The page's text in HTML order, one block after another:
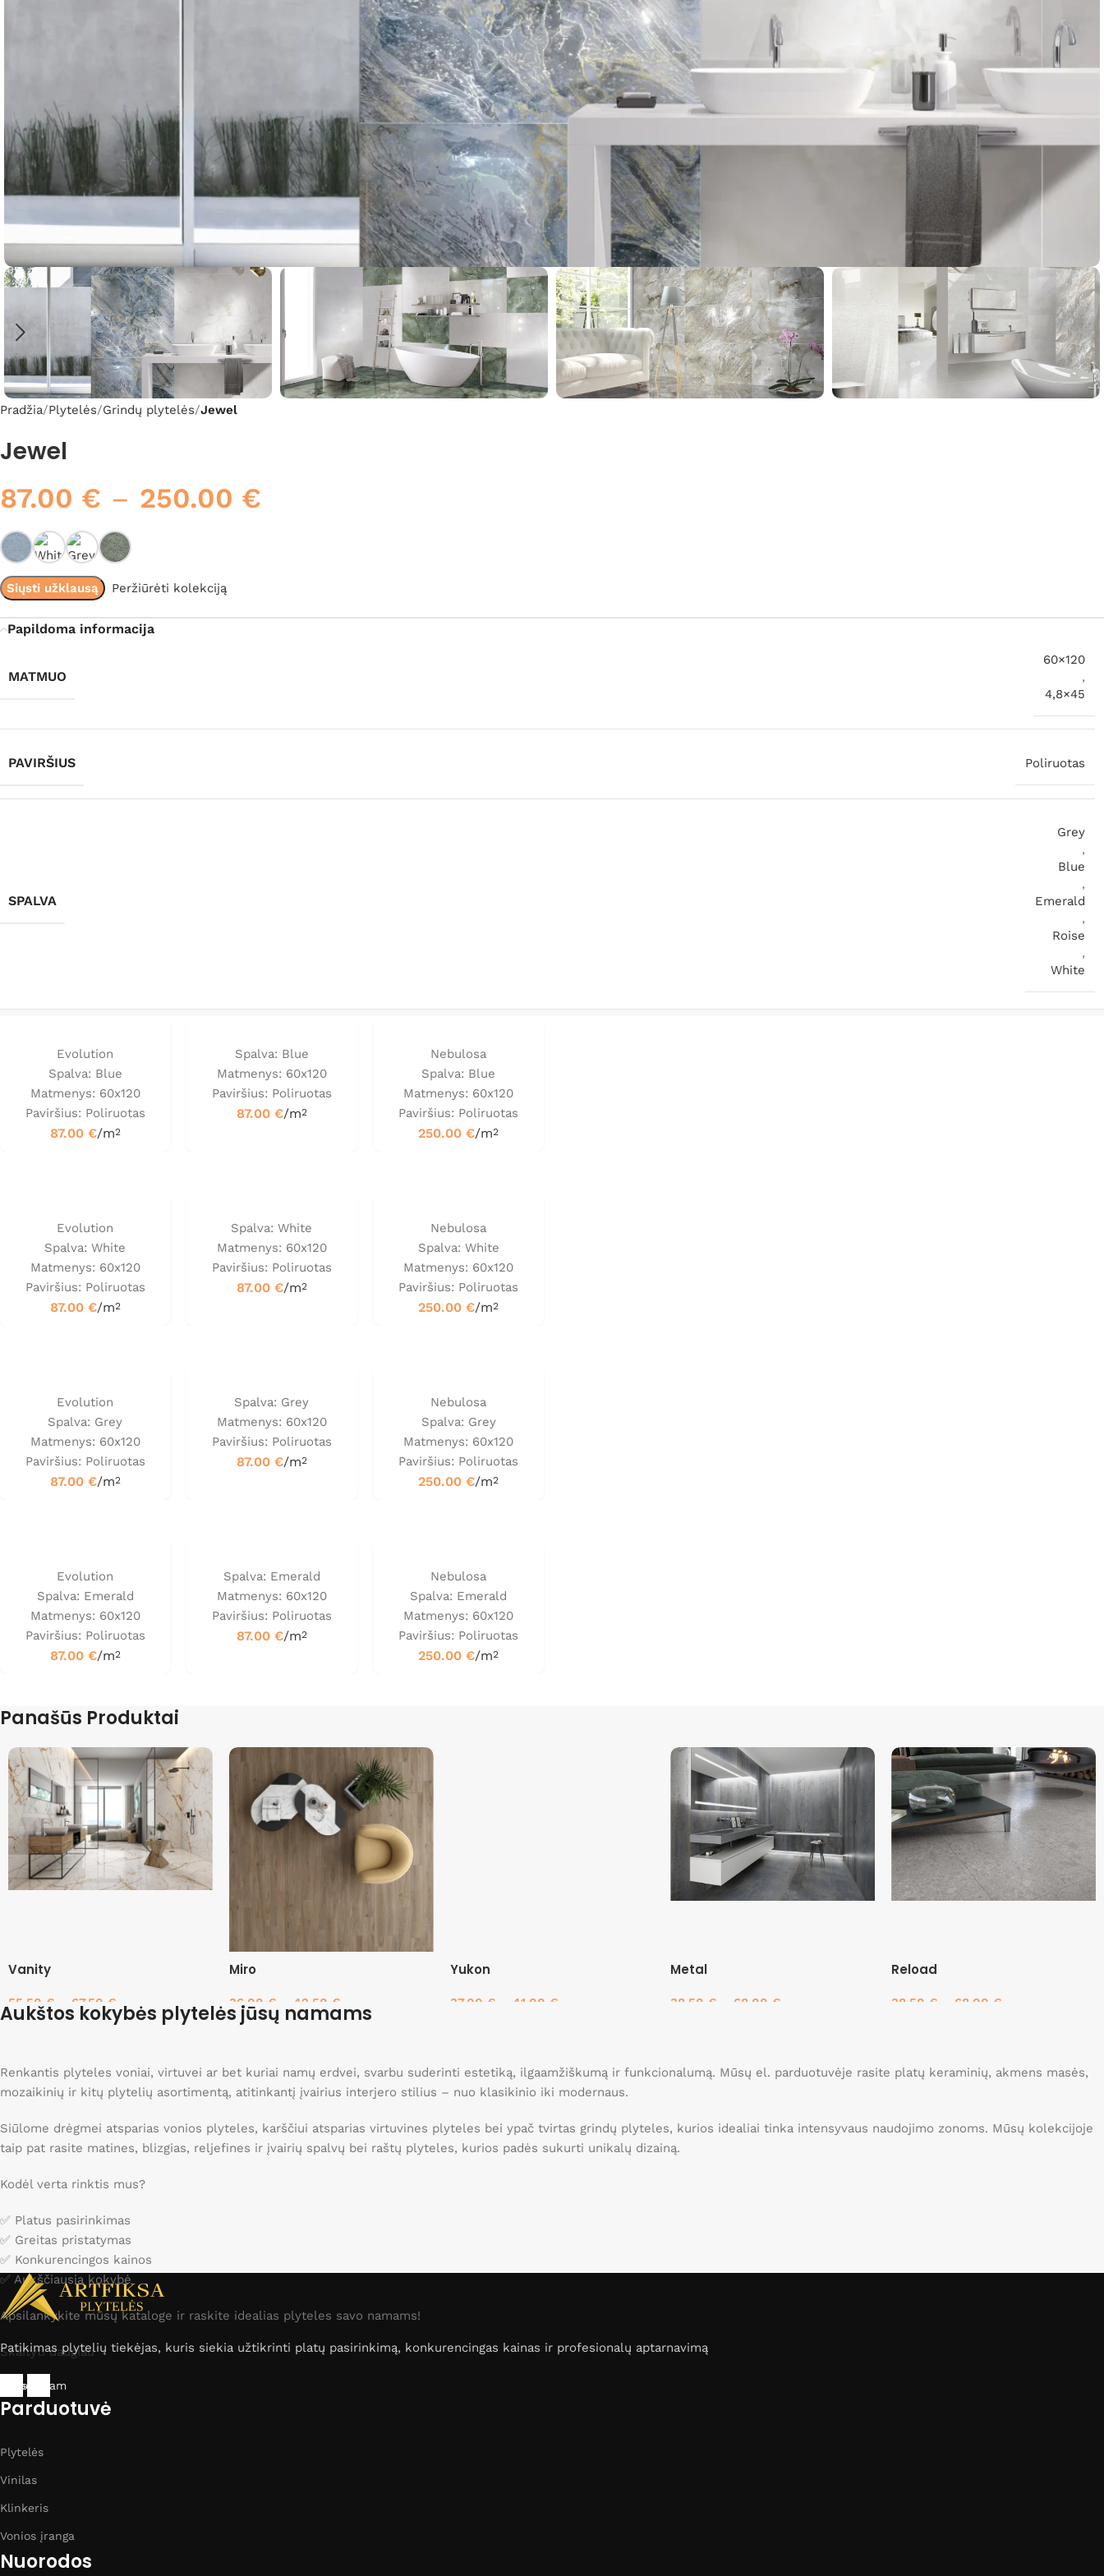
Pradžia Plytelės Grindų plytelės Jewel
Jewel
87.00 € – 250.00 €
Siųsti užklausą Peržiūrėti kolekciją
Papildoma informacija
MATMUO
60×120
,
4,8×45
PAVIRŠIUS Poliruotas
SPALVA
Grey
,
Blue
,
Emerald
,
Roise
,
White
Evolution
Spalva: Blue
Matmenys: 60x120
Paviršius: Poliruotas
87.00 €/m2
Spalva: Blue
Matmenys: 60x120
Paviršius: Poliruotas
87.00 €/m2
Nebulosa
Spalva: Blue
Matmenys: 60x120
Paviršius: Poliruotas
250.00€/m2
Evolution
Spalva: White
Matmenys: 60x120
Paviršius: Poliruotas
87.00 €/m2
Spalva: White
Matmenys: 60x120
Paviršius: Poliruotas
87.00 €/m2
Nebulosa
Spalva: White
Matmenys: 60x120
Paviršius: Poliruotas
250.00€/m2
Evolution
Spalva: Grey
Matmenys: 60x120
Paviršius: Poliruotas
87.00 €/m2
Spalva: Grey
Matmenys: 60x120
Paviršius: Poliruotas
87.00 €/m2
Nebulosa
Spalva: Grey
Matmenys: 60x120
Paviršius: Poliruotas
250.00€/m2
Evolution
Spalva: Emerald
Matmenys: 60x120
Paviršius: Poliruotas
87.00 €/m2
Spalva: Emerald
Matmenys: 60x120
Paviršius: Poliruotas
87.00 €/m2
Nebulosa
Spalva: Emerald
Matmenys: 60x120
Paviršius: Poliruotas
250.00€/m2
Panašūs Produktai
Vanity
55.50€ 67.50€
Miro
36.00 € 42.50 €
Pasirinkti savybes
Yukon
37.00 € 41.00 €
Metal
38.50€ 68.00€
Reload
38.50€ 68.00€
Aukštos kokybės plytelės jūsų namams
Renkantis plyteles voniai, virtuvei ar bet kuriai namų erdvei, svarbu suderinti estetiką, ilgaamžiškumą ir funkcionalumą. Mūsų el. parduotuvėje rasite platų keraminių, akmens masės,
mozaikinių ir kitų plytelių asortimentą, atitinkantį įvairius interjero stilius – nuo klasikinio iki modernaus.
Siūlome drėgmei atsparias vonios plyteles, karščiui atsparias virtuvines plyteles bei ypač tvirtas grindų plyteles, kurios idealiai tinka intensyvaus naudojimo zonoms. Mūsų kolekcijoje
taip pat rasite matines, blizgias, reljefines ir įvairių spalvų bei raštų plyteles, kurios padės sukurti unikalų dizainą.
Kodėl verta rinktis mus?
✅ Platus pasirinkimas
✅ Greitas pristatymas
✅ Konkurencingos kainos
✅ Aukščiausia kokybė
Apsilankykite mūsų kataloge ir raskite idealias plyteles savo namams!
Skaityti daugiau
Patikimas plytelių tiekėjas, kuris siekia užtikrinti platų pasirinkimą, konkurencingas kainas ir profesionalų aptarnavimą
Instagram
Parduotuvė
Plytelės
Vinilas
Klinkeris
Vonios įranga
Nuorodos